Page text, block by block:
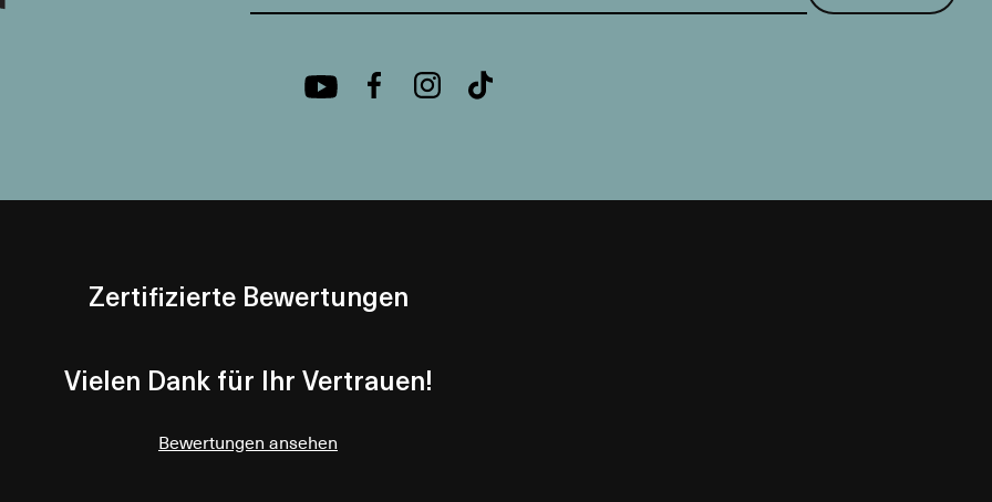
Zertifizierte Bewertungen
Vielen Dank für Ihr Vertrauen!
Bewertungen ansehen